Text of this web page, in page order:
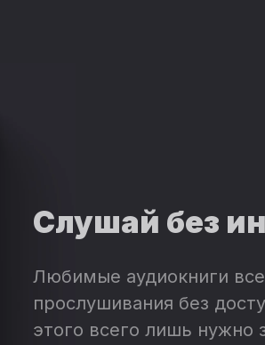
Слушай без
Любимые аудиокниги
прослушивания без
этого всего лишь нужно